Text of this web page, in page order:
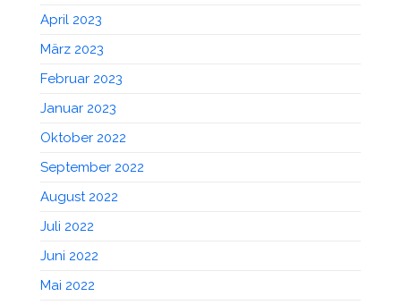
April 2023
März 2023
Februar 2023
Januar 2023
Oktober 2022
September 2022
August 2022
Juli 2022
Juni 2022
Mai 2022